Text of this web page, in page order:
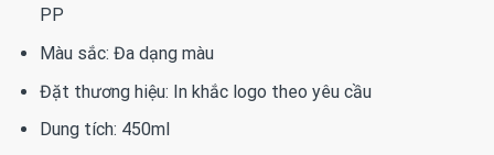
PP
Màu sắc: Đa dạng màu
Đặt thương hiệu: In khắc logo theo yêu cầu
Dung tích: 450ml